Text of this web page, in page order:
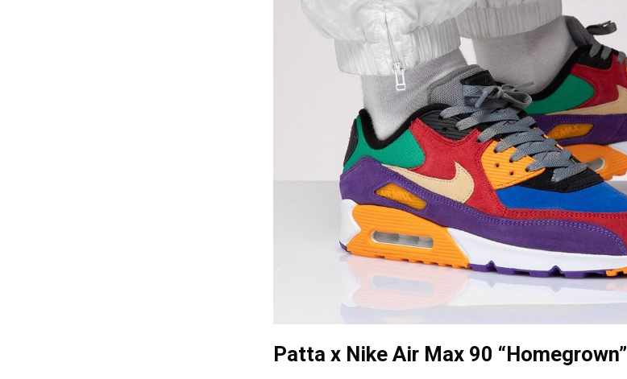
Patta x Nike Air Max 90 “Homegrown”